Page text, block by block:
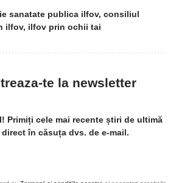
sanatate publica ilfov, consiliul
ilfov, ilfov prin ochii tai
te la newsletter
Primiți cele mai recente știri de ultimă
în căsuța dvs. de e-mail.